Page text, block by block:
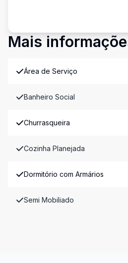
Mais
Área de Serviço
Banheiro Social
Churrasqueira
Cozinha Planejada
Dormitório com Armários
Semi Mobiliado